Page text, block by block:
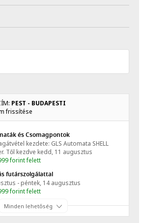
PEST - BUDAPESTI
frissítése
és Csomagpontok
kezdete: GLS Automata SHELL
Től kezdve kedd, 11 augusztus
forint felett
futárszolgálattal
- péntek, 14 augusztus
forint felett
Minden lehetőség